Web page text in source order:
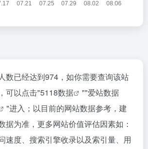
数已经达到974，如你需要查询该站
可以点击"5118数据 ""爱站数据
"进入；以目前的网站数据参考，建
据为准，更多网站价值评估因素如：
速度、搜索引擎收录以及索引量、用